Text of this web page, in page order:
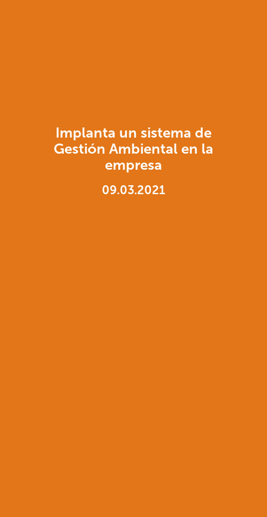
Implanta un sistema de
Gestión Ambiental en la
empresa
09.03.2021